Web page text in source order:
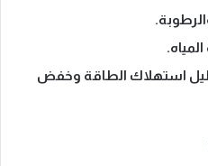
استهلاك الطاقة وخفض